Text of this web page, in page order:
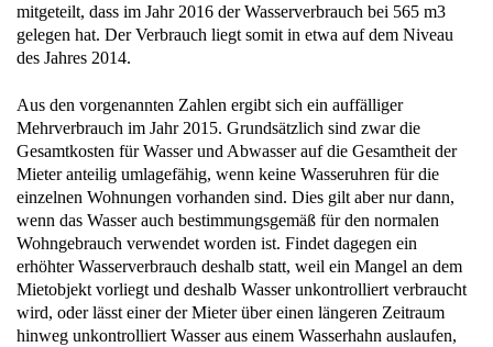
mitgeteilt, dass im Jahr 2016 der Wasserverbrauch bei 565 m3
gelegen hat. Der Verbrauch liegt somit in etwa auf dem Niveau
des Jahres 2014.
Aus den vorgenannten Zahlen ergibt sich ein auffälliger
Mehrverbrauch im Jahr 2015. Grundsätzlich sind zwar die
Gesamtkosten für Wasser und Abwasser auf die Gesamtheit der
Mieter anteilig umlagefähig, wenn keine Wasseruhren für die
einzelnen Wohnungen vorhanden sind. Dies gilt aber nur dann,
wenn das Wasser auch bestimmungsgemäß für den normalen
Wohngebrauch verwendet worden ist. Findet dagegen ein
erhöhter Wasserverbrauch deshalb statt, weil ein Mangel an dem
Mietobjekt vorliegt und deshalb Wasser unkontrolliert verbraucht
wird, oder lässt einer der Mieter über einen längeren Zeitraum
hinweg unkontrolliert Wasser aus einem Wasserhahn auslaufen,